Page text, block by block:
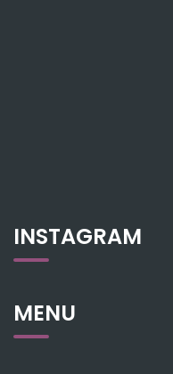
INSTAGRAM
MENU